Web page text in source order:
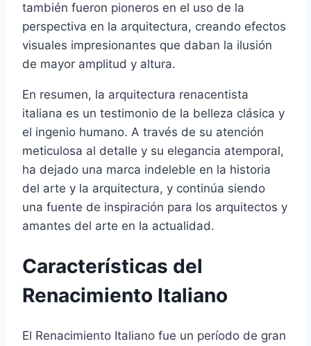
también fueron pioneros en el uso de la
perspectiva en la arquitectura, creando efectos
visuales impresionantes que daban la ilusión
de mayor amplitud y altura.
En resumen, la arquitectura renacentista
italiana es un testimonio de la belleza clásica y
el ingenio humano. A través de su atención
meticulosa al detalle y su elegancia atemporal,
ha dejado una marca indeleble en la historia
del arte y la arquitectura, y continúa siendo
una fuente de inspiración para los arquitectos y
amantes del arte en la actualidad.
Características del
Renacimiento Italiano
El Renacimiento Italiano fue un período de gran